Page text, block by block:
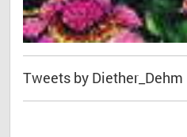
Tweets by Diether_Dehm